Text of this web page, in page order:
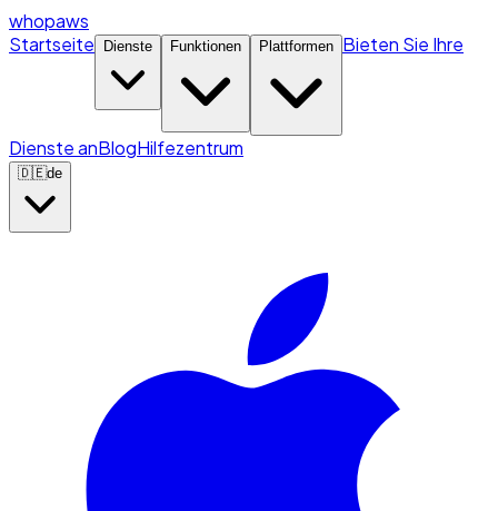
whopaws
Startseite
Dienste Funktionen Plattformen Bieten Sie Ihre
Dienste anBlogHilfezentrum
🇩🇪de